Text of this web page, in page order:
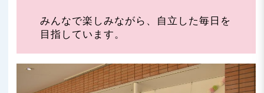
みんなで楽しみながら、自立した毎日を
目指しています。